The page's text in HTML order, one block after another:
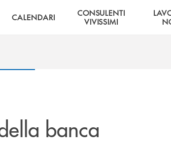
CALENDARI
CONSULENTI
VIVISSIMI
banca